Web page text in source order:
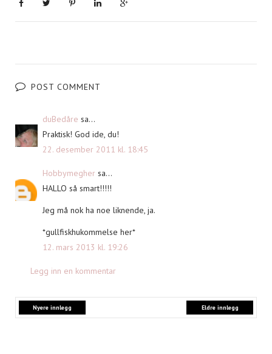
POST COMMENT
duBedåre sa...
Praktisk! God ide, du!
22. desember 2011 kl. 18:45
Hobbymegher sa...
HALLO så smart!!!!!
Jeg må nok ha noe liknende, ja.
*gullfiskhukommelse her*
12. mars 2013 kl. 19:26
Legg inn en kommentar
Nyere innlegg Eldre innlegg